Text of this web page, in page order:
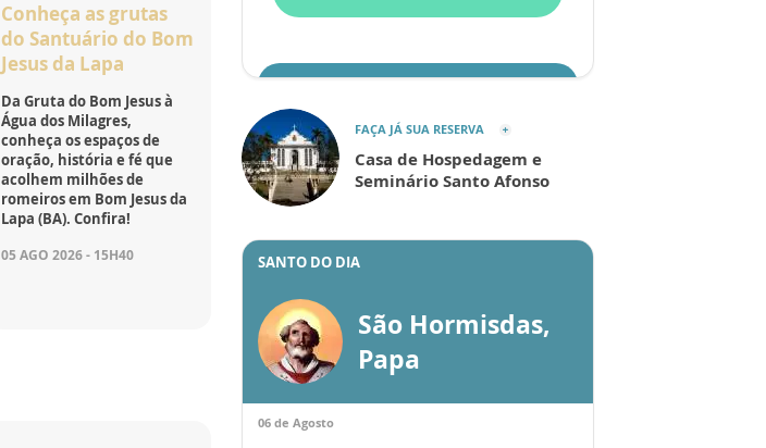
Conheça as grutas
do Santuário do Bom
Jesus da Lapa
Da Gruta do Bom Jesus à
Água dos Milagres,
conheça os espaços de
oração, história e fé que
acolhem milhões de
romeiros em Bom Jesus da
Lapa (BA). Confira!
05 AGO 2026 - 15H40
ENVIAR
FAÇA JÁ SUA RESERVA
Casa de Hospedagem e
Seminário Santo Afonso
SANTO DO DIA
São Hormisdas,
Papa
06 de Agosto